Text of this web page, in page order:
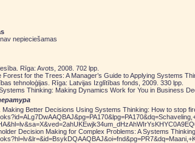
nepieciešamas
Rīga: Avots, 2008. 702 lpp.
Forest for the Trees: A Manager’s Guide to Applying Systems
tehnoloģijas. Rīga: Latvijas Izglītības fonds, 2009. 330 lpp.
Thinking: Making Dynamics Work for You in Business
Better Decisions Using Systems Thinking: How to stop
Decision Making for Complex Problems: A Systems